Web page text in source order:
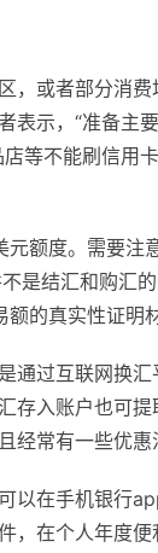
，或者部分消
表示，“准备主
等不能刷信用
额度。需要注
是结汇和购汇
的真实性证明
通过互联网换
存入账户也可
常有一些优惠
以在手机银行
在个人年度便